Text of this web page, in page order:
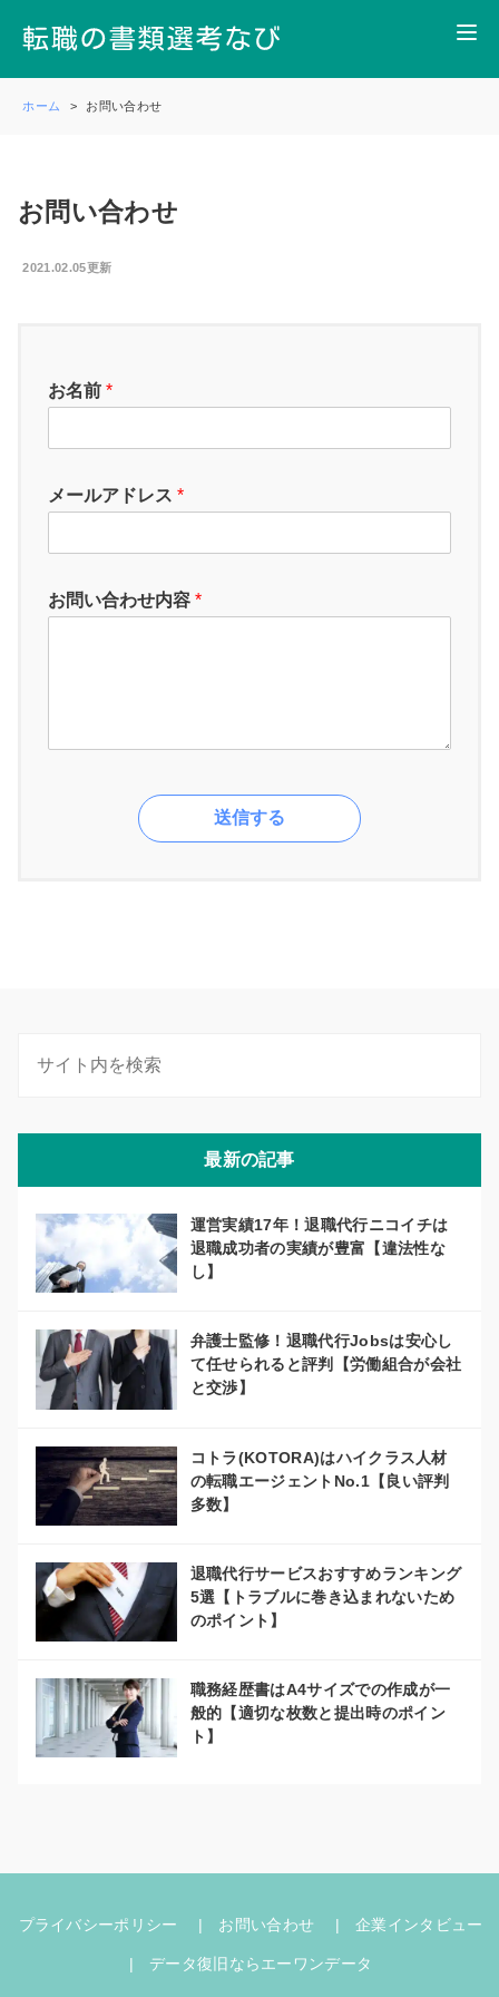
ホーム お問い合わせ
お問い合わせ
2021.02.05更新
お名前 *
メールアドレス *
お問い合わせ内容 *
送信する
最新の記事
運営実績17年！退職代行ニコイチは
退職成功者の実績が豊富【違法性な
し】
弁護士監修！退職代行Jobsは安心し
て任せられると評判【労働組合が会社
と交渉】
コトラ(KOTORA)はハイクラス人材
の転職エージェントNo.1【良い評判
多数】
退職代行サービスおすすめランキング
5選【トラブルに巻き込まれないため
のポイント】
職務経歴書はA4サイズでの作成が一
般的【適切な枚数と提出時のポイン
ト】
プライバシーポリシー お問い合わせ 企業インタビュー
データ復旧ならエーワンデータ